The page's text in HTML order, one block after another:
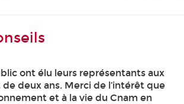
ont élu leurs représentants aux
deux ans. Merci de l’intérêt que
et à la vie du Cnam en